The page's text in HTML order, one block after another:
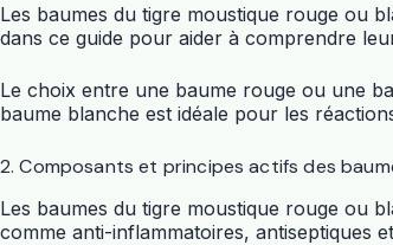
Les baumes du tigre moustique rouge ou
dans ce guide pour aider à comprendre
Le choix entre une baume rouge ou une
baume blanche est idéale pour les
2. Composants et principes actifs des
Les baumes du tigre moustique rouge ou
comme anti-inflammatoires, antiseptiques